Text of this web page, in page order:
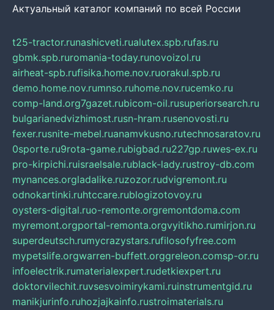
Актуальный каталог компаний по всей России
t25-tractor.runashicveti.rualutex.spb.rufas.ru
gbmk.spb.ruromania-today.runovoizol.ru
airheat-spb.rufisika.home.nov.ruorakul.spb.ru
demo.home.nov.rumnso.ruhome.nov.rucemko.ru
comp-land.org7gazet.rubicom-oil.rusuperiorsearch.ru
bulgarianedvizhimost.rusn-hram.rusenovosti.ru
fexer.rusnite-mebel.ruanamvkusno.rutechnosaratov.ru
0sporte.ru9rota-game.rubigbad.ru227gp.ruwes-ex.ru
pro-kirpichi.ruisraelsale.rublack-lady.rustroy-db.com
mynances.orgladalike.ruzozor.rudvigremont.ru
odnokartinki.ruhtccare.rublogizotovoy.ru
oysters-digital.ruo-remonte.orgremontdoma.com
myremont.orgportal-remonta.orgvyitikho.rumirjon.ru
superdeutsch.rumycrazystars.rufilosofyfree.com
mypetslife.orgwarren-buffett.orggreleon.comsp-or.ru
infoelectrik.rumaterialexpert.rudetkiexpert.ru
doktorvilechit.ruvsesvoimirykami.ruinstrumentgid.ru
manikjurinfo.ruhozjajkainfo.rustroimaterials.ru